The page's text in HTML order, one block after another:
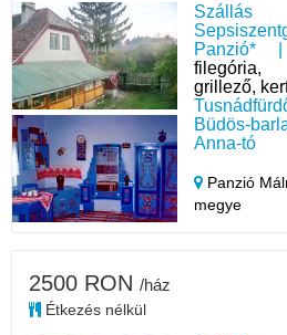
Panzió*
filegória,
grillező,
Büdös-
Anna-tó
Panzió
megye
2500 RON /ház
Étkezés nélkül